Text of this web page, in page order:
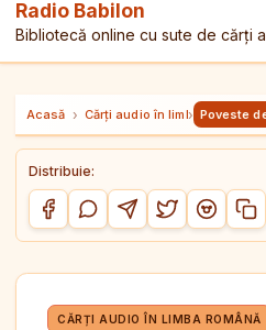
Radio Babilon
Bibliotecă online cu sute de cărți
Acasă › Cărți audio în limba română
› Poveste
Distribuie:
Distribuie pe Facebook
Distribuie pe WhatsApp
Distribuie pe
Distribuie pe
CĂRȚI AUDIO ÎN LIMBA ROMÂNĂ